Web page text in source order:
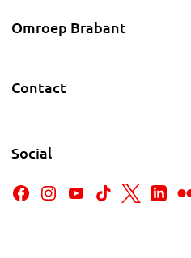
Omroep Brabant
Contact
Social